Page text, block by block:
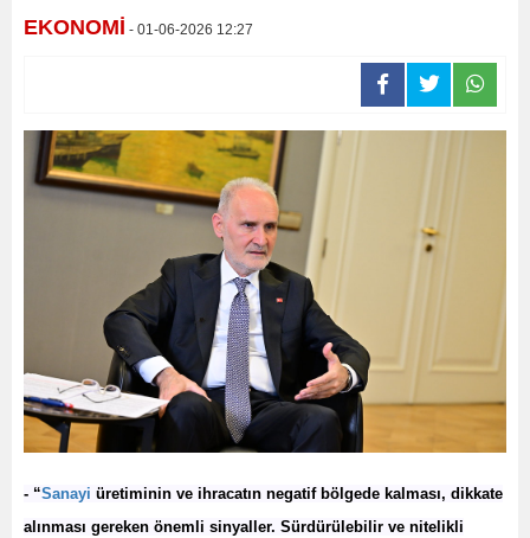
EKONOMİ - 01-06-2026 12:27
- “Sanayi üretiminin ve ihracatın negatif bölgede kalması, dikkate
alınması gereken önemli sinyaller. Sürdürülebilir ve nitelikli